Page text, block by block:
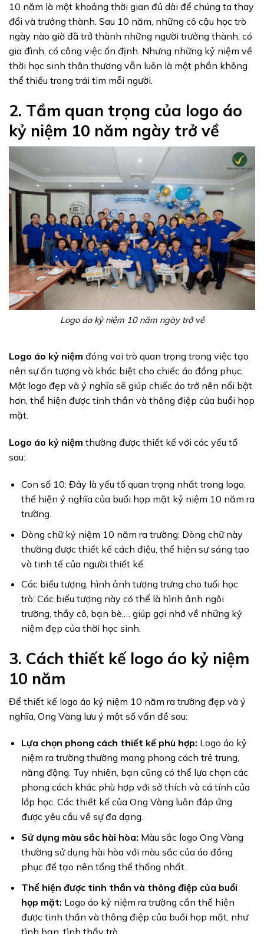
10 năm là một khoảng thời gian đủ dài để chúng ta thay
đổi và trưởng thành. Sau 10 năm, những cô cậu học trò
ngày nào giờ đã trở thành những người trưởng thành, có
gia đình, có công việc ổn định. Nhưng những kỷ niệm về
thời học sinh thân thương vẫn luôn là một phần không
thể thiếu trong trái tim mỗi người.
2. Tầm quan trọng của logo áo
kỷ niệm 10 năm ngày trở về
Logo áo kỷ niệm 10 năm ngày trở về
Logo áo kỷ niệm đóng vai trò quan trọng trong việc tạo
nên sự ấn tượng và khác biệt cho chiếc áo đồng phục.
Một logo đẹp và ý nghĩa sẽ giúp chiếc áo trở nên nổi bật
hơn, thể hiện được tinh thần và thông điệp của buổi họp
mặt.
Logo áo kỷ niệm thường được thiết kế với các yếu tố
sau:
Con số 10: Đây là yếu tố quan trọng nhất trong logo,
thể hiện ý nghĩa của buổi họp mặt kỷ niệm 10 năm ra
trường.
Dòng chữ kỷ niệm 10 năm ra trường: Dòng chữ này
thường được thiết kế cách điệu, thể hiện sự sáng tạo
và tinh tế của người thiết kế.
Các biểu tượng, hình ảnh tượng trưng cho tuổi học
trò: Các biểu tượng này có thể là hình ảnh ngôi
trường, thầy cô, bạn bè,… giúp gợi nhớ về những kỷ
niệm đẹp của thời học sinh.
3. Cách thiết kế logo áo kỷ niệm
10 năm
Để thiết kế logo áo kỷ niệm 10 năm ra trường đẹp và ý
nghĩa, Ong Vàng lưu ý một số vấn đề sau:
Lựa chọn phong cách thiết kế phù hợp: Logo áo kỷ
niệm ra trường thường mang phong cách trẻ trung,
năng động. Tuy nhiên, bạn cũng có thể lựa chọn các
phong cách khác phù hợp với sở thích và cá tính của
lớp học. Các thiết kế của Ong Vàng luôn đáp ứng
được yêu cầu về sự đa dạng.
Sử dụng màu sắc hài hòa: Màu sắc logo Ong Vàng
thường sử dụng hài hòa với màu sắc của áo đồng
phục để tạo nên tổng thể thống nhất.
Thể hiện được tinh thần và thông điệp của buổi
họp mặt: Logo áo kỷ niệm ra trường cần thể hiện
được tinh thần và thông điệp của buổi họp mặt, như
tình bạn, tình thầy trò,…